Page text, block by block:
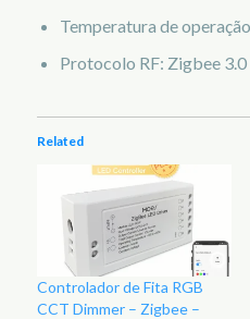
Temperatura de
Protocolo RF: Zigbee 3.0
Related
Controlador de Fita RGB
CCT Dimmer – Zigbee –